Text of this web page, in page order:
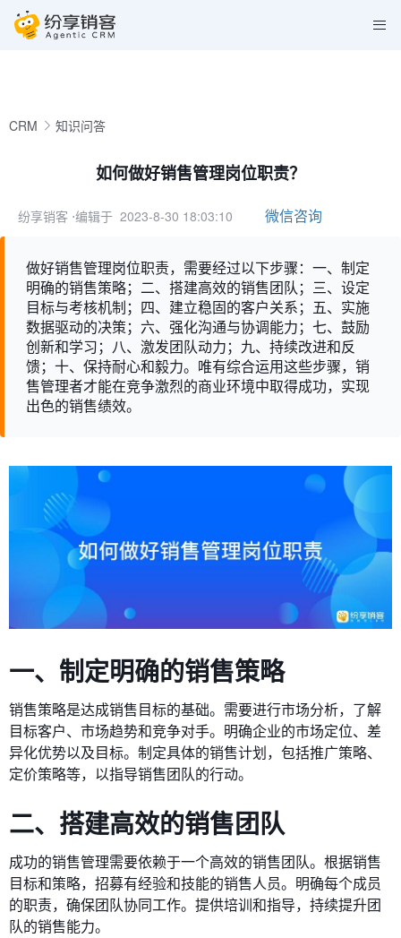
CRM 知识问答
如何做好销售管理岗位职责？
纷享销客 ⋅编辑于 2023-8-30 18:03:10 微信咨询
做好销售管理岗位职责，需要经过以下步骤：一、制定
明确的销售策略；二、搭建高效的销售团队；三、设定
目标与考核机制；四、建立稳固的客户关系；五、实施
数据驱动的决策；六、强化沟通与协调能力；七、鼓励
创新和学习；八、激发团队动力；九、持续改进和反
馈；十、保持耐心和毅力。唯有综合运用这些步骤，销
售管理者才能在竞争激烈的商业环境中取得成功，实现
出色的销售绩效。
一、制定明确的销售策略
销售策略是达成销售目标的基础。需要进行市场分析，了解
目标客户、市场趋势和竞争对手。明确企业的市场定位、差
异化优势以及目标。制定具体的销售计划，包括推广策略、
定价策略等，以指导销售团队的行动。
二、搭建高效的销售团队
成功的销售管理需要依赖于一个高效的销售团队。根据销售
目标和策略，招募有经验和技能的销售人员。明确每个成员
的职责，确保团队协同工作。提供培训和指导，持续提升团
队的销售能力。